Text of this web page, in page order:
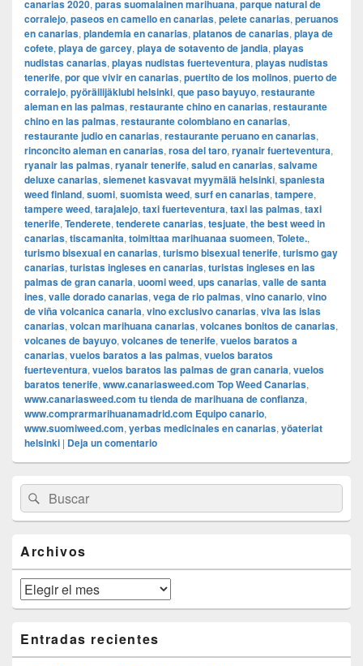
canarias 2020, paras suomalainen marihuana, parque natural de
corralejo, paseos en camello en canarias, pelete canarias, peruanos
en canarias, plandemia en canarias, platanos de canarias, playa de
cofete, playa de garcey, playa de sotavento de jandia, playas
nudistas canarias, playas nudistas fuerteventura, playas nudistas
tenerife, por que vivir en canarias, puertito de los molinos, puerto de
corralejo, pyöräilijäklubi helsinki, que paso bayuyo, restaurante
aleman en las palmas, restaurante chino en canarias, restaurante
chino en las palmas, restaurante colombiano en canarias,
restaurante judio en canarias, restaurante peruano en canarias,
rinconcito aleman en canarias, rosa del taro, ryanair fuerteventura,
ryanair las palmas, ryanair tenerife, salud en canarias, salvame
deluxe canarias, siemenet kasvavat myymälä helsinki, spaniesta
weed finland, suomi, suomista weed, surf en canarias, tampere,
tampere weed, tarajalejo, taxi fuerteventura, taxi las palmas, taxi
tenerife, Tenderete, tenderete canarias, tesjuate, the best weed in
canarias, tiscamanita, toimittaa marihuanaa suomeen, Tolete.,
turismo bisexual en canarias, turismo bisexual tenerife, turismo gay
canarias, turistas ingleses en canarias, turistas ingleses en las
palmas de gran canaria, uoomi weed, ups canarias, valle de santa
ines, valle dorado canarias, vega de rio palmas, vino canario, vino
de viña volcanica canaria, vino exclusivo canarias, viva las islas
canarias, volcan marihuana canarias, volcanes bonitos de canarias,
volcanes de bayuyo, volcanes de tenerife, vuelos baratos a
canarias, vuelos baratos a las palmas, vuelos baratos
fuerteventura, vuelos baratos las palmas de gran canaria, vuelos
baratos tenerife, www.canariasweed.com Top Weed Canarias,
www.canariasweed.com tu tienda de marihuana de confianza,
www.comprarmarihuanamadrid.com Equipo canario,
www.suomiweed.com, yerbas medicinales en canarias, yöateriat
helsinki | Deja un comentario
área
de
widget
lateral
primaria
Buscar
por:
Buscar
Archivos
Archivos
Entradas recientes